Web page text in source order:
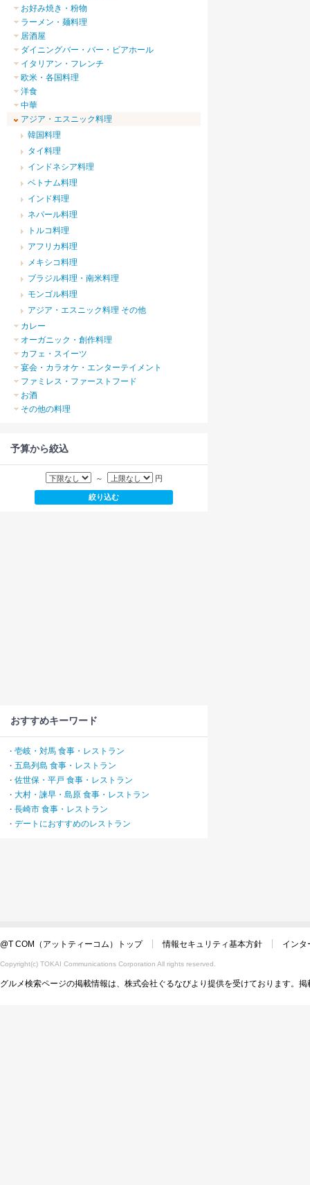
お好み焼き・粉物
ラーメン・麺料理
居酒屋
ダイニングバー・バー・ビアホール
イタリアン・フレンチ
欧米・各国料理
洋食
中華
アジア・エスニック料理
韓国料理
タイ料理
インドネシア料理
ベトナム料理
インド料理
ネパール料理
トルコ料理
アフリカ料理
メキシコ料理
ブラジル料理・南米料理
モンゴル料理
アジア・エスニック料理 その他
カレー
オーガニック・創作料理
カフェ・スイーツ
宴会・カラオケ・エンターテイメント
ファミレス・ファーストフード
お酒
その他の料理
予算から絞込
～ 円
おすすめキーワード
・ 壱岐・対馬 食事・レストラン
・ 五島列島 食事・レストラン
・ 佐世保・平戸 食事・レストラン
・ 大村・諫早・島原 食事・レストラン
・ 長崎市 食事・レストラン
・ デートにおすすめのレストラン
@T COM（アットティーコム）トップ 情報セキュリティ基本方針 インタ
Copyright(c) TOKAI Communications Corporation All rights reserved.
グルメ検索ページの掲載情報は、株式会社ぐるなびより提供を受けております。